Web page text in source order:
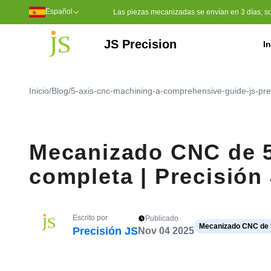
Español Las piezas mecanizadas se envían en 3 días;
JS Precision
Inicio/Blog/5-axis-cnc-machining-a-comprehensive-guide-js-
Mecanizado CNC de
completa | Precisión
Escrito por
Precisión JS
Publicado
Nov 04 2025 Mecanizado CNC de